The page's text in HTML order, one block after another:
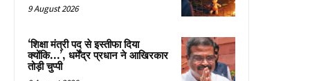
9 August 2026
‘शिक्षा मंत्री पद से इस्तीफा दिया
क्योंकि…’, धर्मेंद्र प्रधान ने आखिरकार
तोड़ी चुप्पी